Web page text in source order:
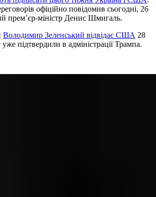
офіційно повідомив сьогодні, 26
прем’єр-міністр Денис Шмигаль.
Володимир Зеленський відвідає США 28
підтвердили в адміністрації Трампа.